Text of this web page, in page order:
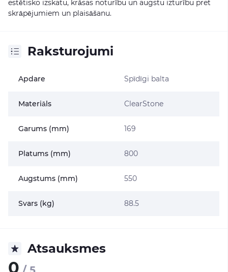
estētisko izskatu, krāsas noturību un augstu izturību pret
skrāpējumiem un plaisāšanu.
Raksturojumi
Apdare Spīdīgi balta
Materiāls ClearStone
Garums (mm) 169
Platums (mm) 800
Augstums (mm) 550
Svars (kg) 88.5
Atsauksmes
0